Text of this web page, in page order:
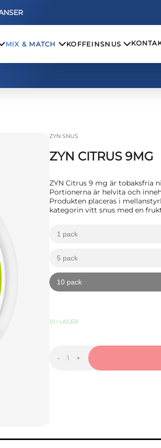
MIX & MATCH KOFFEINSNUS
ZYN SNUS
ZYN CITRUS 9MG
ZYN Citrus 9 mg är tobaksfria
Portionerna är helvita och
Produkten placeras i
kategorin vitt snus med en
1 pack
5 pack
10 pack
-ZYN
+